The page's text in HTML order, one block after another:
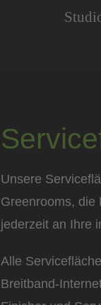
Unsere
Greenrooms, die
jederzeit an Ihre
Alle
Breitband-